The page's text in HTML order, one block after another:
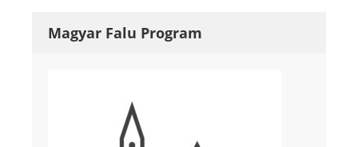
Magyar Falu Program